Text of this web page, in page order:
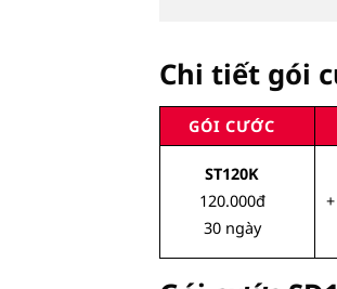
Chi tiết gói
GÓI CƯỚC
ST120K
120.000đ
30 ngày